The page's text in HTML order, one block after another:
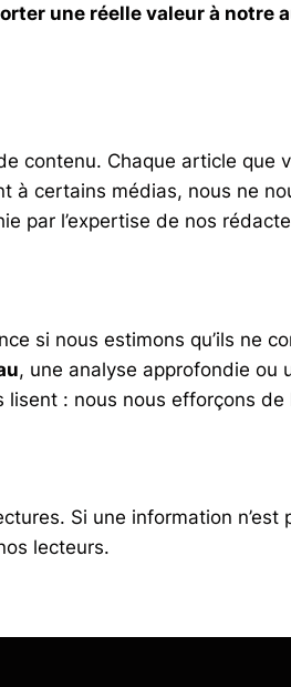
une réelle valeur à notre
contenu. Chaque article que
à certains médias, nous ne
par l’expertise de nos
si nous estimons qu’ils ne
, une analyse approfondie ou
: nous nous efforçons
Si une information
lecteurs.